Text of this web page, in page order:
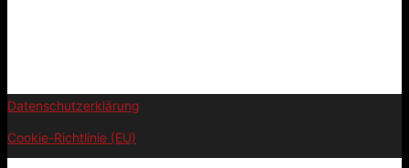
Datenschutzerklärung
Cookie-Richtlinie (EU)